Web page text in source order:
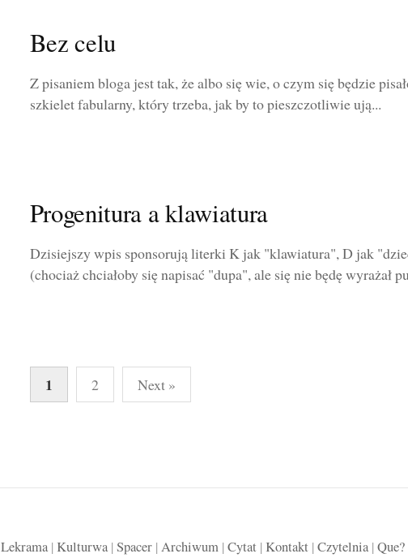
Bez celu
Z pisaniem bloga jest tak, że albo się wie, o czym się będzie
szkielet fabularny, który trzeba, jak by to pieszczotliwie ują...
Progenitura a klawiatura
Dzisiejszy wpis sponsorują literki K jak "klawiatura", D jak
(chociaż chciałoby się napisać "dupa", ale się nie będę wyrażał
Stronicowanie
1 2 Next »
Lekrama| Kulturwa| Spacer| Archiwum| Cytat| Kontakt| Czytelnia| Que?